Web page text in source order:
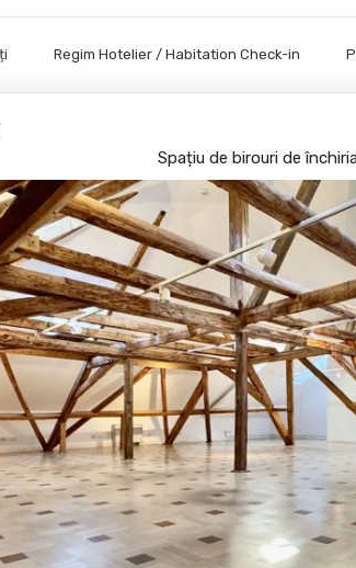
Regim Hotelier / Habitation Check-in
Spațiu de birouri de